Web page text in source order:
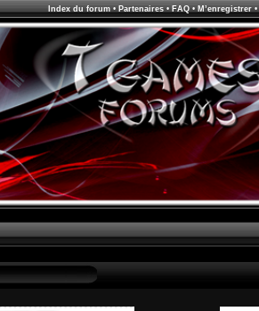
Index du forum• Partenaires• FAQ• M’enregistrer•